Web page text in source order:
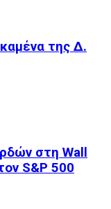
της Δ.
στη Wall
S&P 500